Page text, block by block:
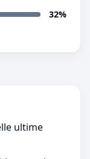
32%
ultime